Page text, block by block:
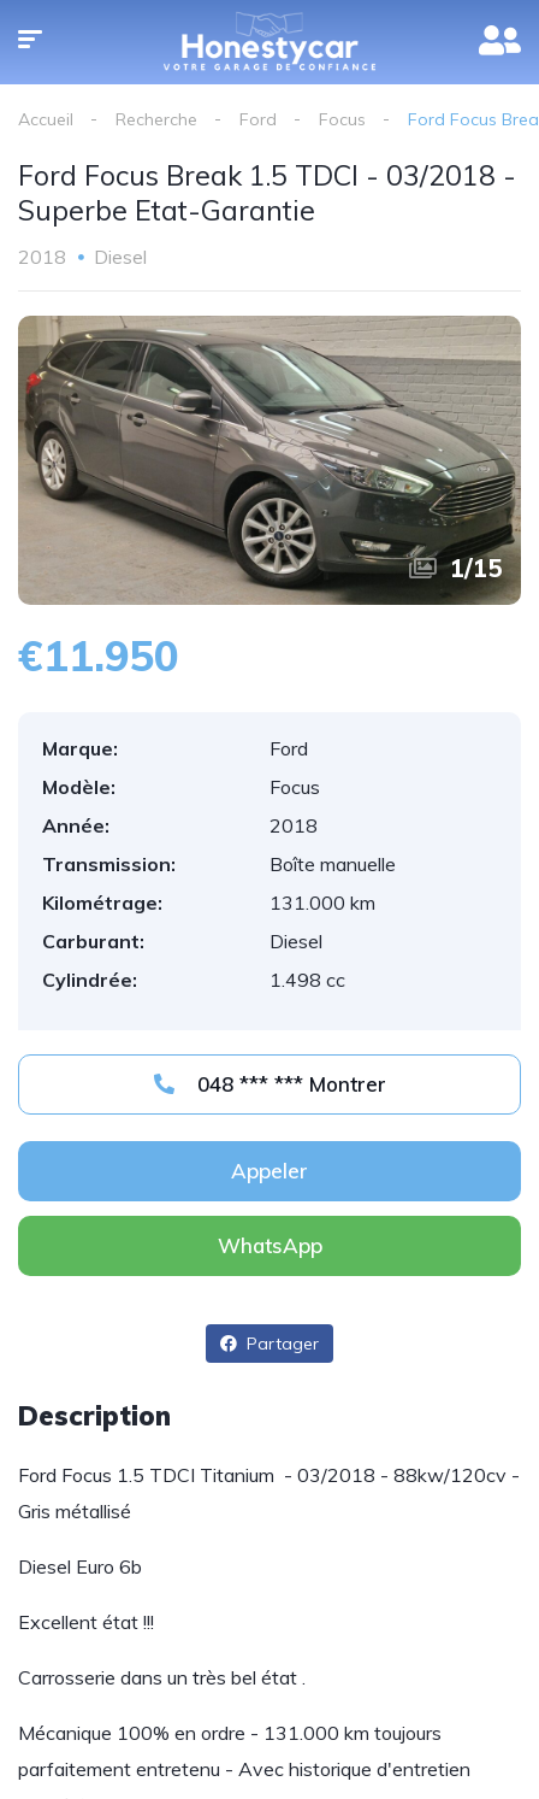
Accueil Recherche Ford Focus Ford Focus
Ford Focus Break 1.5 TDCI - 03/2018 -
Superbe Etat-Garantie
2018 Diesel
1/15
€11.950
Marque:
Ford
Modèle:
Focus
Année:
2018
Transmission:
Boîte manuelle
Kilométrage:
131.000 km
Carburant:
Diesel
Cylindrée:
1.498 cc
048 *** *** Montrer
Appeler
WhatsApp
Partager
Description
Ford Focus 1.5 TDCI Titanium - 03/2018 - 88kw/120cv -
Gris métallisé
Diesel Euro 6b
Excellent état !!!
Carrosserie dans un très bel état .
Mécanique 100% en ordre - 131.000 km toujours
parfaitement entretenu - Avec historique d'entretien